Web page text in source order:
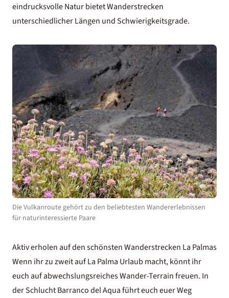
eindrucksvolle Natur bietet Wanderstrecken
unterschiedlicher Längen und Schwierigkeitsgrade.
Die Vulkanroute gehört zu den beliebtesten Wandererlebnissen
für naturinteressierte Paare
Aktiv erholen auf den schönsten Wanderstrecken La Palmas
Wenn ihr zu zweit auf La Palma Urlaub macht, könnt ihr
euch auf abwechslungsreiches Wander-Terrain freuen. In
der Schlucht Barranco del Aqua führt euch euer Weg